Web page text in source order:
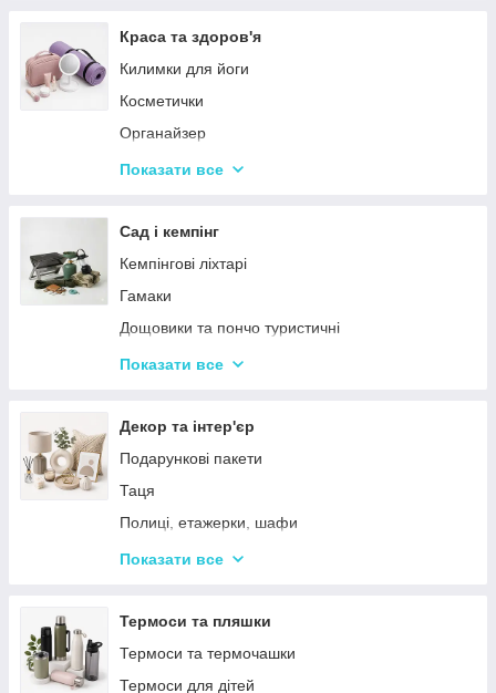
Краса та здоров'я
Килимки для йоги
Косметички
Органайзер
Косметичні дзеркала
Стайлери
Плойки
Машинки для стриження
Воскоплави
Лампи для манікюр
Електробритви
Фени
Гофре та випрямлячі для волосся
Ручні масажери для тіла
Показати все
Сад і кемпінг
Кемпінгові ліхтарі
Гамаки
Дощовики та пончо туристичні
Садове освітлення
Термосумки
Туристичні інструменти та набори
Туристичні нагрівачі
Туристичні плити
Аксесуари
Мангали
Набори для пікніка
Туристичні килимки
Показати все
Декор та інтер'єр
Подарункові пакети
Таця
Полиці, етажерки, шафи
Серветки сервірувальні
Сміттєві відра
Новогодний декор
Декоративні таці
Показати все
Термоси та пляшки
Термоси та термочашки
Термоси для дітей